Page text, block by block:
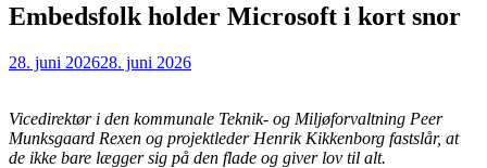
Embedsfolk holder Microsoft i kort snor
28. juni 202628. juni 2026
Vicedirektør i den kommunale Teknik- og Miljøforvaltning Peer
Munksgaard Rexen og projektleder Henrik Kikkenborg fastslår, at
de ikke bare lægger sig på den flade og giver lov til alt.